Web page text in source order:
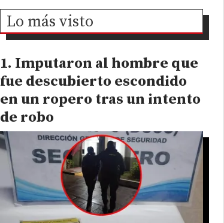
Lo más visto
Imputaron al hombre que
fue descubierto escondido
en un ropero tras un intento
de robo